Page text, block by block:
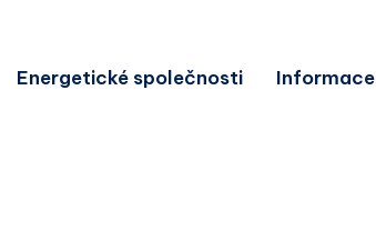
Energetické společnosti Informace